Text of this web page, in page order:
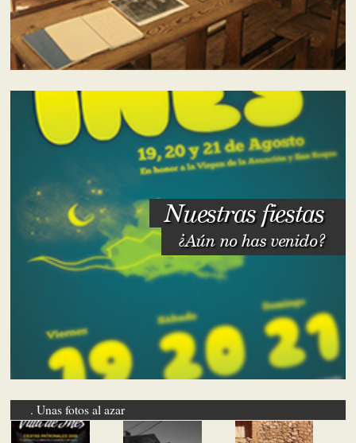
Nuestras fiestas
¿Aún no has venido?
Unas fotos al azar